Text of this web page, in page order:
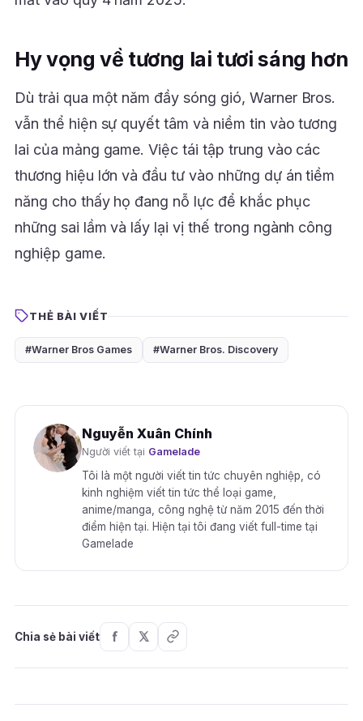
Hy vọng về tương lai tươi sáng hơn
Dù trải qua một năm đầy sóng gió, Warner Bros.
vẫn thể hiện sự quyết tâm và niềm tin vào tương
lai của mảng game. Việc tái tập trung vào các
thương hiệu lớn và đầu tư vào những dự án tiềm
năng cho thấy họ đang nỗ lực để khắc phục
những sai lầm và lấy lại vị thế trong ngành công
nghiệp game.
THẺ BÀI VIẾT
#Warner Bros Games #Warner Bros. Discovery
Nguyễn Xuân Chính
Người viết tại Gamelade
Tôi là một người viết tin tức chuyên nghiệp, có
kinh nghiệm viết tin tức thể loại game,
anime/manga, công nghệ từ năm 2015 đến thời
điểm hiện tại. Hiện tại tôi đang viết full-time tại
Gamelade
Chia sẻ bài viết